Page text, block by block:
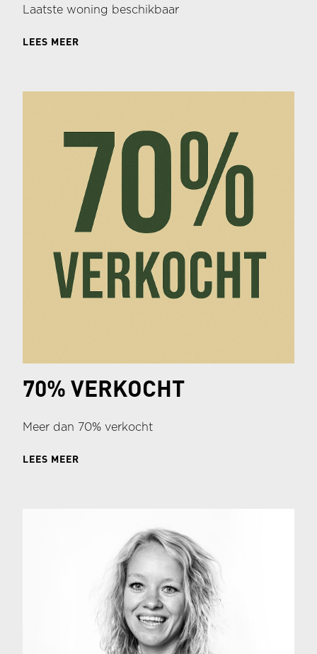
Laatste woning beschikbaar
LEES MEER
70% VERKOCHT
Meer dan 70% verkocht
LEES MEER